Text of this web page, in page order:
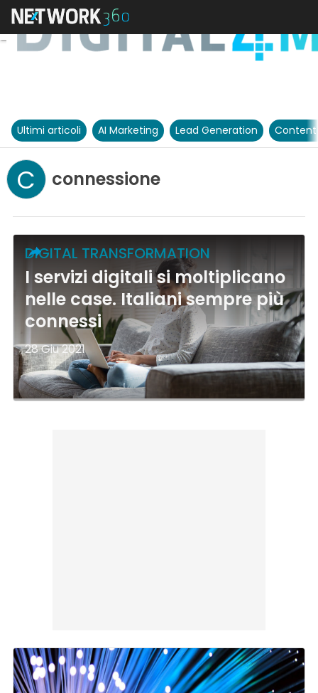
Ultimi articoli AI Marketing Lead Generation
C connessione
DIGITAL TRANSFORMATION
I servizi digitali si moltiplicano
nelle case. Italiani sempre più
connessi
28 Giu 2021